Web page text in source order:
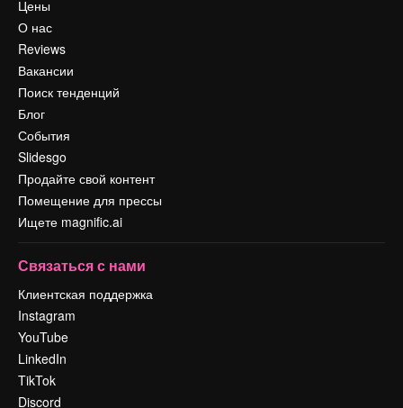
Цены
О нас
Reviews
Вакансии
Поиск тенденций
Блог
События
Slidesgo
Продайте свой контент
Помещение для прессы
Ищете magnific.ai
Связаться с нами
Клиентская поддержка
Instagram
YouTube
LinkedIn
TikTok
Discord